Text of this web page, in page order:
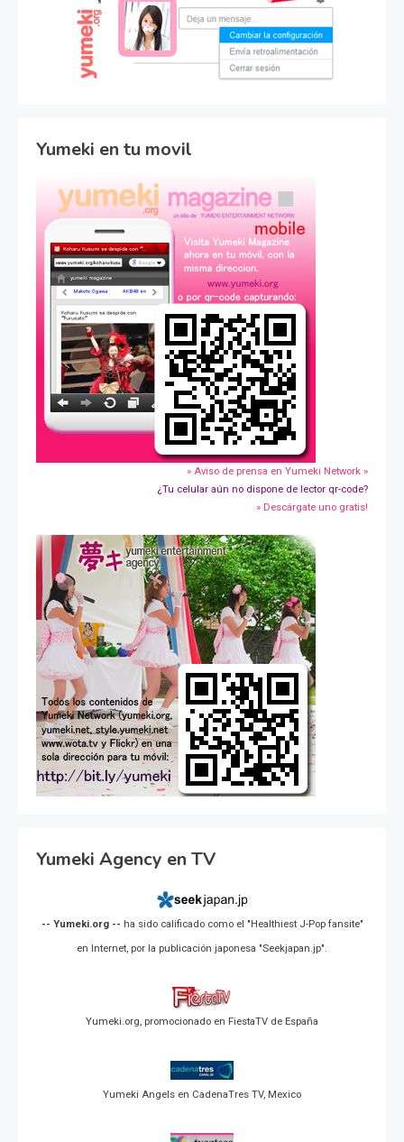
Yumeki en tu movil
» Aviso de prensa en Yumeki Network »
¿Tu celular aún no dispone de lector qr-code?
» Descárgate uno gratis!
Yumeki Agency en TV
-- Yumeki.org -- ha sido calificado como el "Healthiest J-Pop fansite"
en Internet, por la publicación japonesa "Seekjapan.jp".
Yumeki.org, promocionado en FiestaTV de España
Yumeki Angels en CadenaTres TV, Mexico